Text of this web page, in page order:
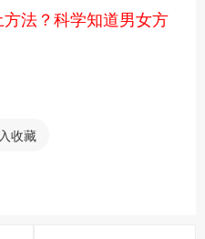
法？科学知道男女方
收藏